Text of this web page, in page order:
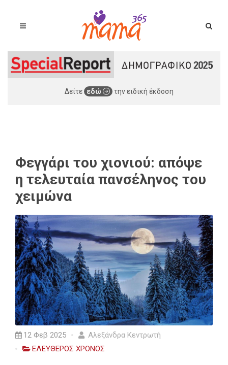
Δείτε εδώ την ειδική έκδοση
Φεγγάρι του χιονιού: απόψε
η τελευταία πανσέληνος του
χειμώνα
12 Φεβ 2025
Αλεξάνδρα Κεντρωτή
ΕΛΕΥΘΕΡΟΣ ΧΡΟΝΟΣ